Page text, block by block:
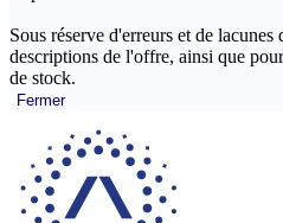
Sous réserve d'erreurs et de
descriptions de l'offre, ainsi que
de stock.
Fermer